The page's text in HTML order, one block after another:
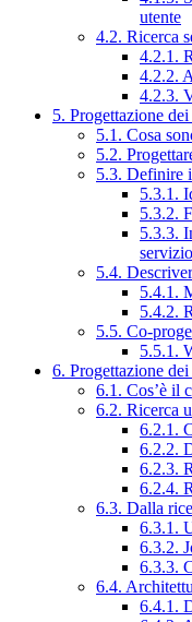
utente
4.2. Ricerca
4.2.1.
4.2.2.
4.2.3.
5. Progettazione
5.1. Cosa
5.2.
5.3. Definire
5.3.1.
5.3.2.
5.3.3.
servizio
5.4.
5.4.1.
5.4.2.
5.5. Co-
5.5.1.
6. Progettazione
6.1. Cos’è il
6.2. Ricerca
6.2.1.
6.2.2.
6.2.3.
6.2.4.
6.3. Dalla
6.3.1.
6.3.2.
6.3.3.
6.4.
6.4.1.